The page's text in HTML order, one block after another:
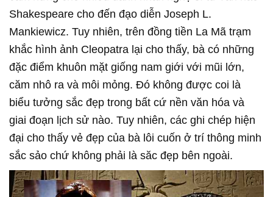
Shakespeare cho đến đạo diễn Joseph L.
Mankiewicz. Tuy nhiên, trên đồng tiền La Mã trạm
khắc hình ảnh Cleopatra lại cho thấy, bà có những
đặc điểm khuôn mặt giống nam giới với mũi lớn,
căm nhô ra và môi mỏng. Đó không được coi là
biểu tưởng sắc đẹp trong bất cứ nền văn hóa và
giai đoạn lịch sử nào. Tuy nhiên, các ghi chép hiện
đại cho thấy vẻ đẹp của bà lôi cuốn ở trí thông minh
sắc sảo chứ không phải là săc đẹp bên ngoài.